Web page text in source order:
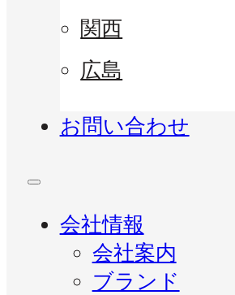
関西
広島
お問い合わせ
会社情報
会社案内
ブランド